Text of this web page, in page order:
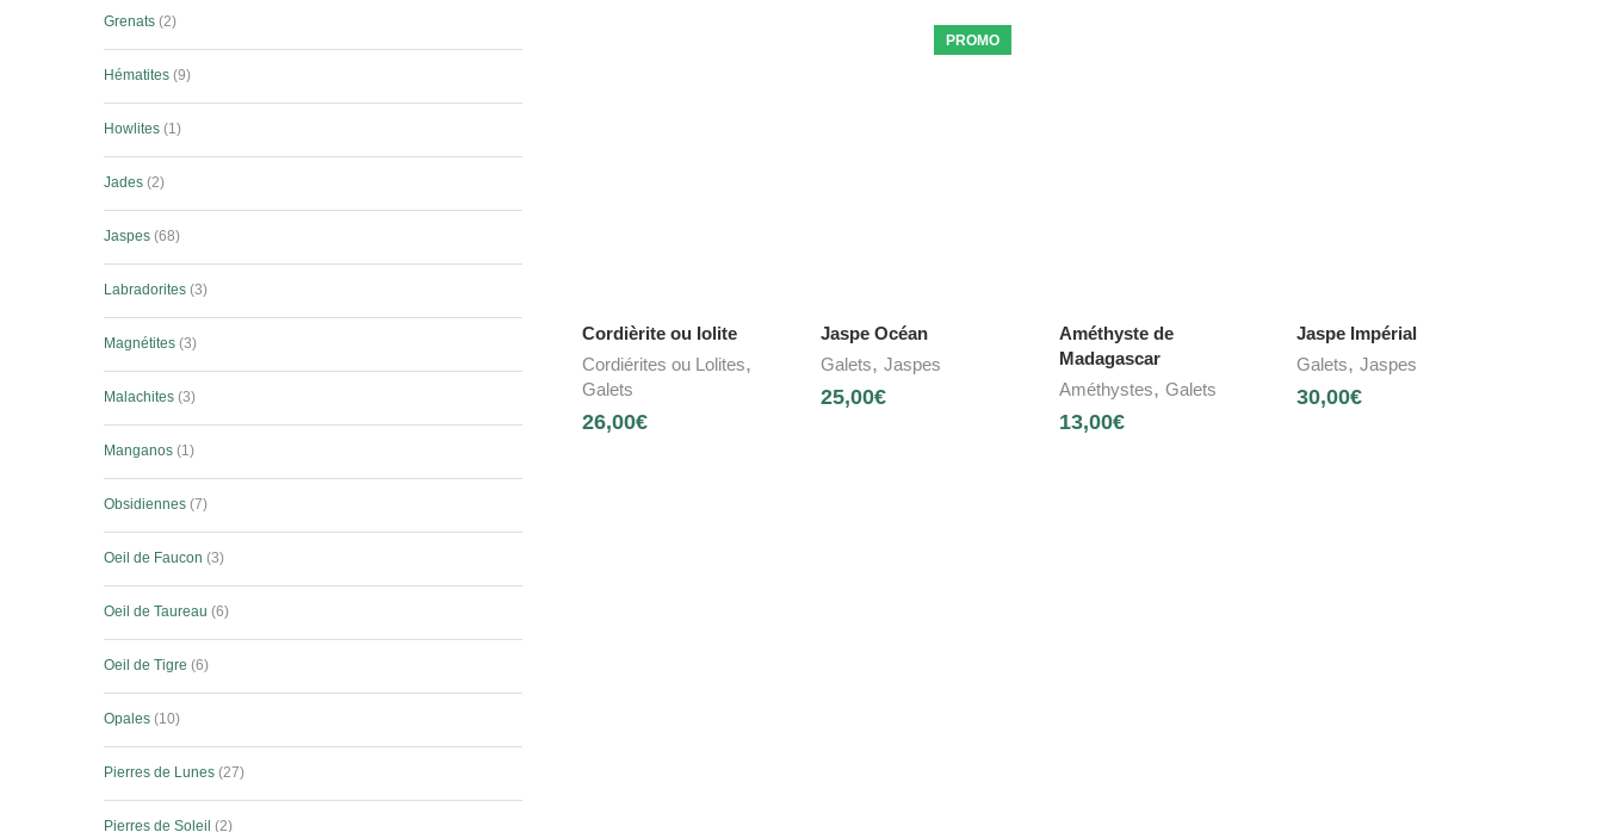
Cordièrite ou Iolite
Cordiérites ou Lolites,
Galets
26,00€
PROMO
Jaspe Océan
Galets, Jaspes
25,00€
Améthyste de
Madagascar
Améthystes, Galets
13,00€
Jaspe Impérial
Galets,Jaspes
30,00€
Grenats 2
Hématites 9
Howlites 1
Jades 2
Jaspes 68
Labradorites 3
Magnétites 3
Malachites 3
Manganos 1
Obsidiennes 7
Oeil de Faucon 3
Oeil de Taureau 6
Oeil de Tigre 6
Opales 10
Pierres de Lunes 27
Pierres de Soleil 2